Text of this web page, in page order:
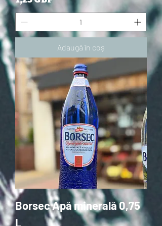
Adaugă în coș
Borsec Apă minerală 0,75
L